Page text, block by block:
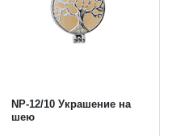
NP-12/10 Украшение на
шею